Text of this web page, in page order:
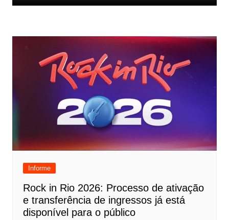
Informe
Rock in Rio 2026: Processo de ativação
e transferência de ingressos já está
disponível para o público